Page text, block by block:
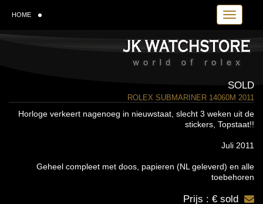
Toggle
HOME
SOLD
ROLEX SUBMARINER 14060M 2011
Horloge verkeert nagenoeg in nieuwstaat, slecht 3 weken uit de
stickers, Topstaat!!
Juli 2011
Geheel compleet met doos, papieren (NL geleverd) en alle
toebehoren
Prijs : € sold